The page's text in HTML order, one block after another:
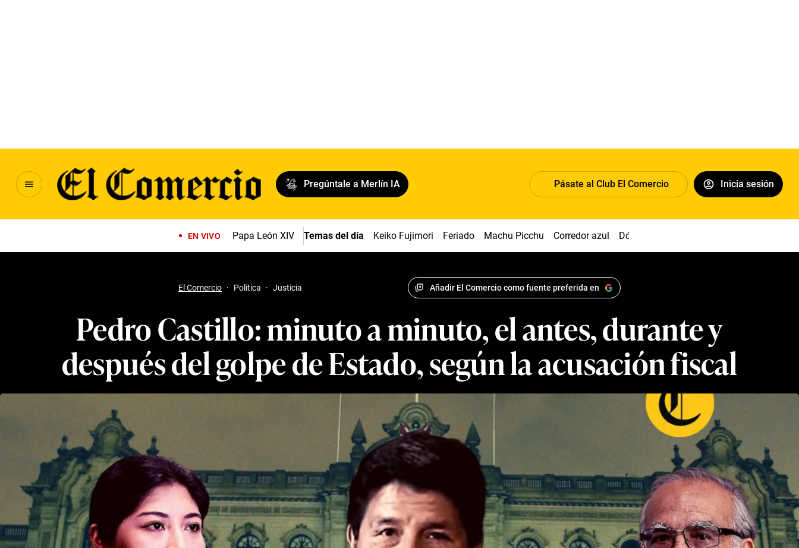
Pregúntale a Merlín IA Pásate al Club El Comercio Inicia sesión
EN VIVO Papa León XIV Temas del día Keiko Fujimori Feriado Machu Picchu Corredor azul Dólar
El Comercio · Politica · Justicia Añadir El Comercio como fuente preferida en
Pedro Castillo: minuto a minuto, el antes, durante y
después del golpe de Estado, según la acusación fiscal